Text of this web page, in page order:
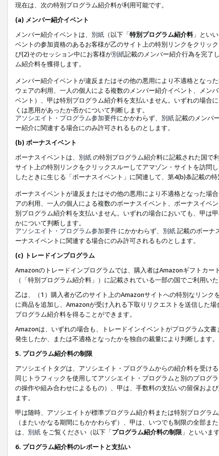
現在は、次の特別プログラム紹介料が利用可能です。
(a) メンバー紹介イベント
メンバー紹介イベントは、 別紙 （以下「特別プログラム紹介料」とい
ベントの参加資格のあるお客様が乙のサイト上の特別リンクをクリッ
び(2)そのセッション中にお客様が別紙記載のメンバー紹介行為を完了
ム紹介料を獲得します。
メンバー紹介イベントが違反またはその他の悪用により不適格となっ
ウェアの利用、一人の個人による複数のメンバー紹介イベント、メン
ベント）、甲は特別プログラム紹介料を支払いません。いずれの場合
くは悪用があったか否かについて判断します。
アソシエイト・プログラム参加要件にかかわらず、 別紙記載のメンバ
ー紹介に関連する場合にのみ許可されるものとします。
(b) ボーナスイベント
ボーナスイベントは、 別紙の特別プログラム紹介料に記載された国で
サイト上の特別リンクをクリックスルーしてアマゾン・サイトを訪問
したときに生じる「ボーナスイベント」に関連して、第4(b)条記載の
ボーナスイベントが違反またはその他の悪用により不適格となった場
アの利用、一人の個人による複数のボーナスイベント、ボーナスイベ
別プログラム紹介料を支払いません。いずれの場合においても、甲は
かについて判断します。
アソシエイト・プログラム参加要件 にかかわらず、 別紙記載のボーナ
ーナスイベントに関連する場合にのみ許可されるものとします。
(c) トレードインプログラム
Amazonのトレードインプログラムでは、購入者はAmazonギフトカ
（「特別プログラム紹介料」）に記載されている一部の国でご利用い
乙は、（1）購入者が乙のサイト上のAmazonサイトへの特別なリン
に商品を追加し、Amazonが受け入れる下取りリクエストを送信した
プログラム紹介料を得ることができます。
Amazonは、いずれの場合も、トレードインイベントがプログラム文
発生したか、または不適格となったかを独自の裁量により判断します。
5. プログラム紹介料の制限
アソシエイトタグは、アソシエイト・プログラムからの紹介料を受け
同じトラフィックを使用してアソシエイト・プログラムと別のプログ
の操作や組み合わせによるもの）、甲は、手数料の支払いの留保およ
ます。
甲は随時、アソシエイトが標準プログラム紹介料または特別プログラ
（またいかなる期間にもかかわらず）、甲は、いつでも制限の全部
は、 別紙 をご覧ください（以下「プログラム紹介料の制限 」といいま
6. プログラム紹介料のレポートと支払い